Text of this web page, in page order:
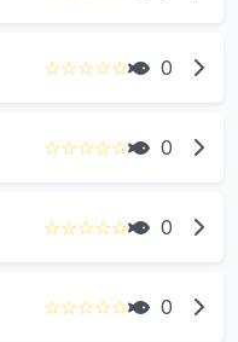
☆☆☆☆☆ 0
☆☆☆☆☆ 0
☆☆☆☆☆ 0
☆☆☆☆☆ 0